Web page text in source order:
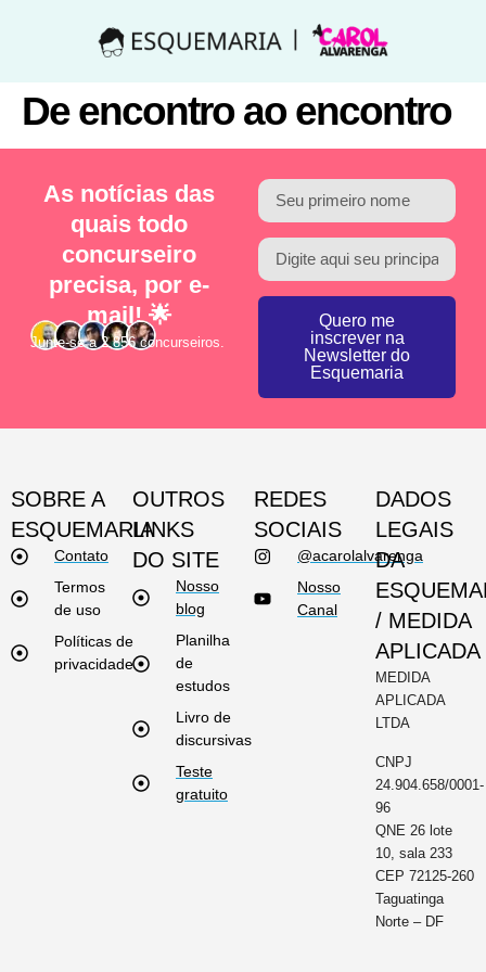
De encontro ao encontro
As notícias das
quais todo
concurseiro
precisa, por e-
mail! 🌟
Junte-se a 2.856 concurseiros.
Quero me
inscrever na
Newsletter do
Esquemaria
SOBRE A
ESQUEMARIA
Contato
Termos
de uso
Políticas de
privacidade
OUTROS
LINKS
DO SITE
Nosso
blog
Planilha
de
estudos
Livro de
discursivas
Teste
gratuito
REDES
SOCIAIS
@acarolalvarenga
Nosso
Canal
DADOS
LEGAIS
DA
/ MEDIDA
APLICADA
MEDIDA
APLICADA
LTDA
CNPJ
24.904.658/0001-
96
QNE 26 lote
10, sala 233
CEP 72125-260
Taguatinga
Norte – DF